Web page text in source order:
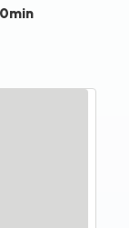
0min